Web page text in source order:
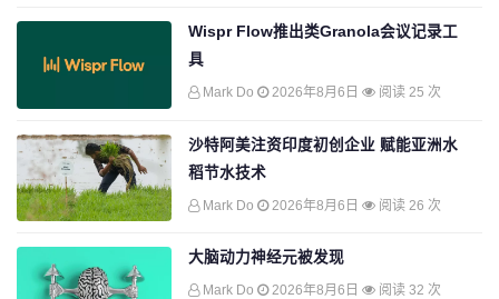
Wispr Flow推出类Granola会议记录工
具
Mark Do 2026年8月6日 阅读 25 次
沙特阿美注资印度初创企业 赋能亚洲水
稻节水技术
Mark Do 2026年8月6日 阅读 26 次
大脑动力神经元被发现
Mark Do 2026年8月6日 阅读 32 次